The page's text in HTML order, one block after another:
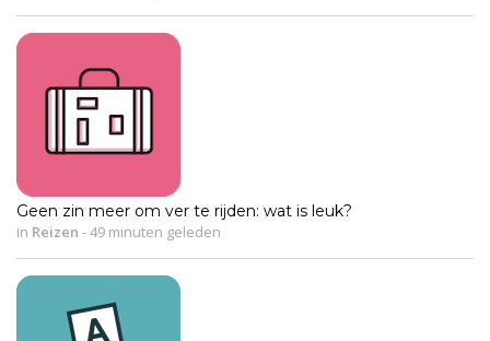
Geen zin meer om ver te rijden: wat is leuk?
in Reizen -49 minuten geleden